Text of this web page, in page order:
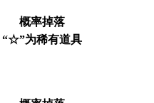
概率掉落
“☆”为稀有道具